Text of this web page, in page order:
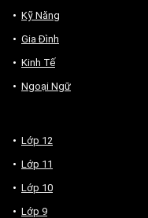
Kỹ Năng
Gia Đình
Kinh Tế
Ngoại Ngữ
Lớp 12
Lớp 11
Lớp 10
Lớp 9